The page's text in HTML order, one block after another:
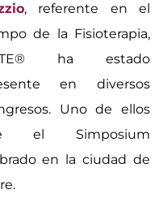
, referente en el
de la Fisioterapia,
ha estado
en diversos
Uno de ellos
el Simposium
en la ciudad de